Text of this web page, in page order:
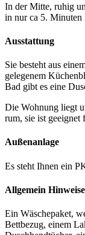
In der Mitte, ruhig
in nur ca 5. Minuten
Ausstattung
Sie besteht aus
gelegenem
Bad gibt es eine
Die Wohnung liegt
rum, sie ist
Außenanlage
Es steht Ihnen ein
Allgemein Hinweise
Ein Wäschepaket,
Bettbezug, einem